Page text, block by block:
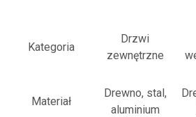
Kategoria
Drzwi
zewnętrzne
Materiał
Drewno, stal,
aluminium